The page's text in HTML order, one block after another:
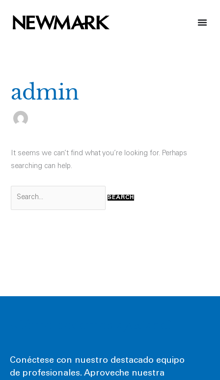
content
admin
It seems we can’t find what you’re looking for. Perhaps
searching can help.
Conéctese con nuestro destacado equipo
de profesionales. Aproveche nuestra